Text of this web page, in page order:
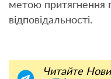
метою притягнення
відповідальності.
Читайте